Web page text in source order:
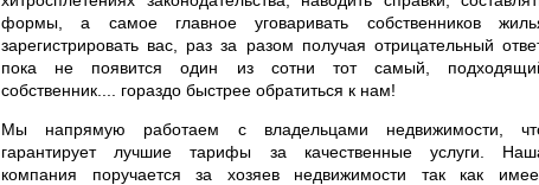
формы, а самое главное уговаривать собственников
зарегистрировать вас, раз за разом получая отрицательный
пока не появится один из сотни тот самый,
собственник.... гораздо быстрее обратиться к нам!
Мы напрямую работаем с владельцами недвижимости,
гарантирует лучшие тарифы за качественные услуги.
компания поручается за хозяев недвижимости так как